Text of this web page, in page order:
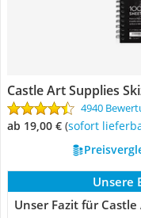
Castle Art Supplies
4940
ab 19,00 € ( Sofort
Unsere
Unser Fazit für